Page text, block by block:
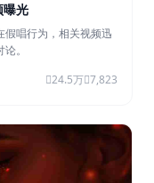
曝光
唱行为，相关视频迅
。
24.5万 7,823